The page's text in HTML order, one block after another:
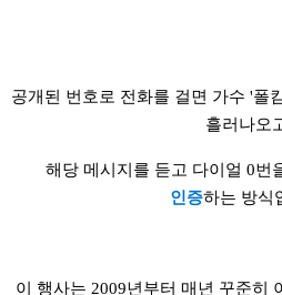
공개된 번호로 전화를 걸면 가수 '폴
흘러나오
해당 메시지를 듣고 다이얼 0번
인증하는 방식
이 행사는 2009년부터 매년 꾸준히